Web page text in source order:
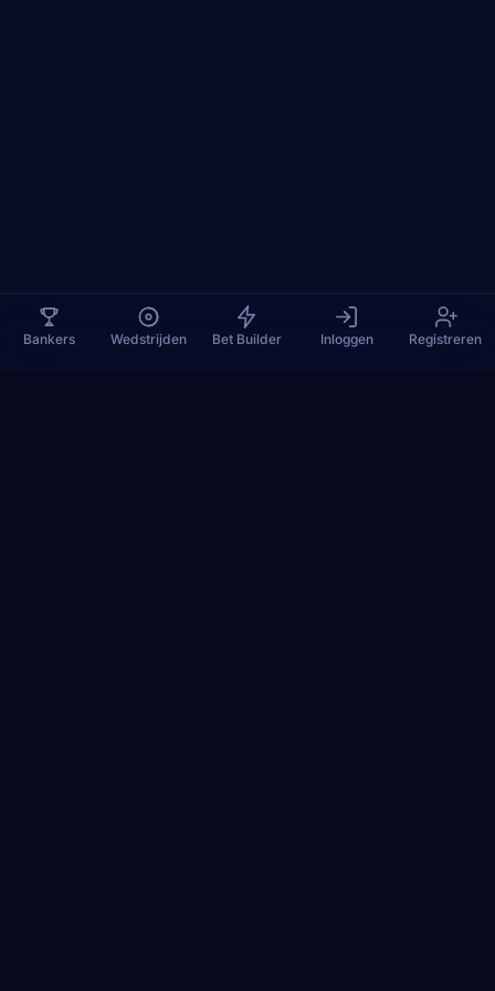
Bankers Wedstrijden Bet Builder Inloggen Registreren